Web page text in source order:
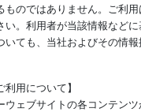
ものではありません。ご利
い。利用者が当該情報など
いても、当社およびその情
利用について】
ウェブサイトの各コンテン